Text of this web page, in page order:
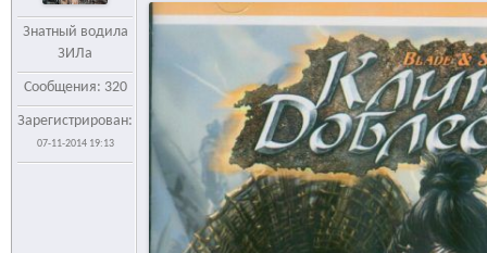
Знатный водила
ЗИЛа
Сообщения: 320
Зарегистрирован:
07-11-2014 19:13